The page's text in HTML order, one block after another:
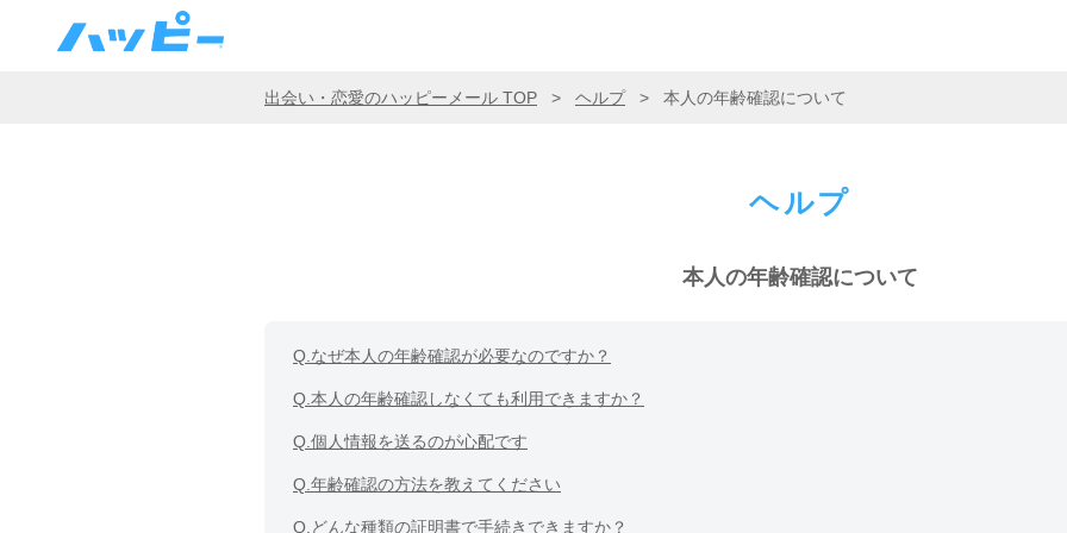
出会い・恋愛のハッピーメール TOP > ヘルプ > 本人の年齢確認について
ヘルプ
本人の年齢確認について
Q. なぜ本人の年齢確認が必要なのですか？
Q. 本人の年齢確認しなくても利用できますか？
Q. 個人情報を送るのが心配です
Q. 年齢確認の方法を教えてください
Q. どんな種類の証明書で手続きできますか？